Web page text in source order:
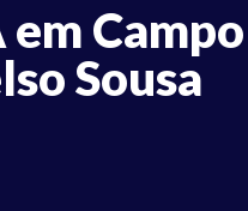
Campo
Sousa